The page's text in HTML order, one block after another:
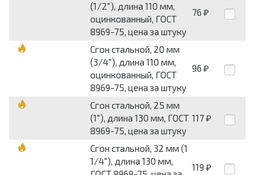
(1/2"), длина 110 мм,
оцинкованный, ГОСТ
8969-75, цена за штуку
76 ₽
Сгон стальной, 20 мм
(3/4"), длина 110 мм,
оцинкованный, ГОСТ
8969-75, цена за штуку
96 ₽
Сгон стальной, 25 мм
(1"), длина 130 мм, ГОСТ
8969-75, цена за штуку
117 ₽
Сгон стальной, 32 мм (1
1/4"), длина 130 мм,
119 ₽